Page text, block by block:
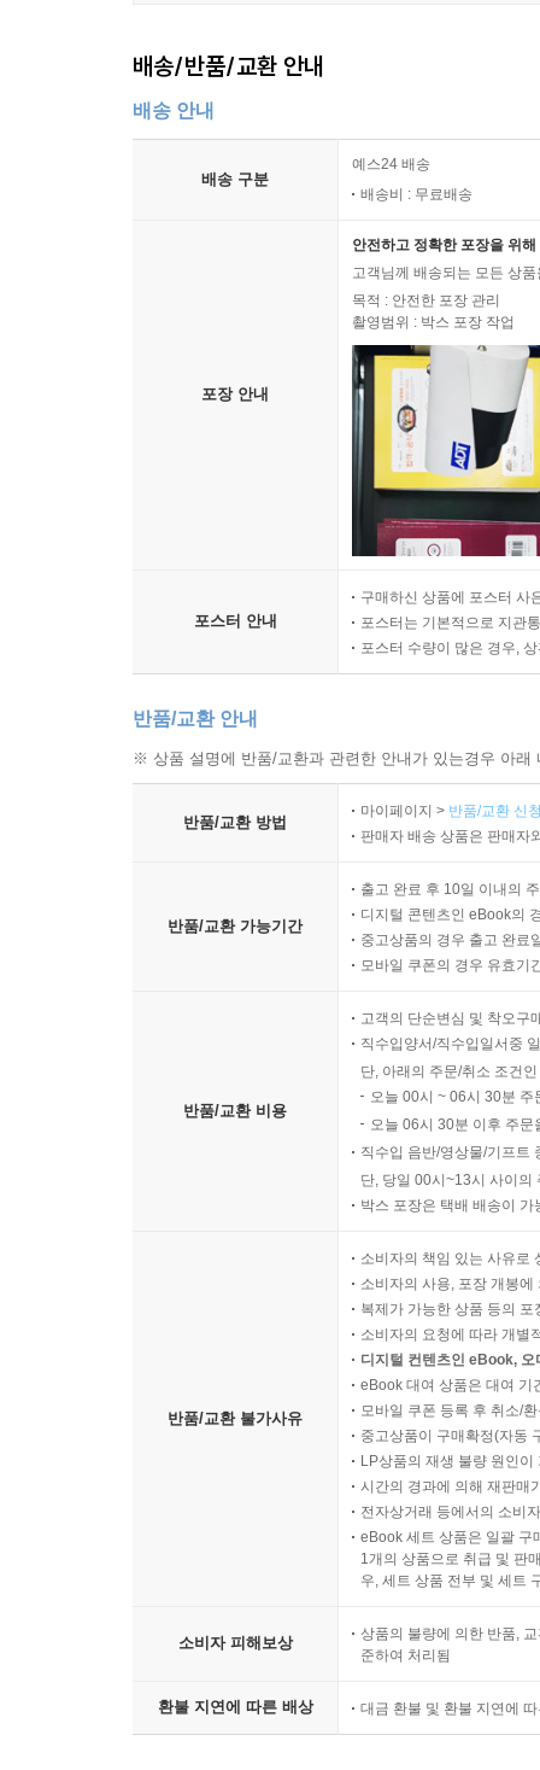
배송/반품/교환 안내
배송 안내
배송 구분
예스24 배송
배송비 : 무료배송
포장 안내
안전하고 정확한 포장을 위
고객님께 배송되는 모든 상
목적 : 안전한 포장 관리
촬영범위 : 박스 포장 작업
포스터 안내
구매하신 상품에 포스터 사
포스터는 기본적으로 지관
포스터 수량이 많은 경우,
반품/교환 안내
※ 상품 설명에 반품/교환과 관련한 안내가 있는경우 아
반품/교환 방법
마이페이지 > 반품/교환 신
판매자 배송 상품은 판매자
반품/교환 가능기간
출고 완료 후 10일 이내의
디지털 콘텐츠인 eBook의
중고상품의 경우 출고 완료
모바일 쿠폰의 경우 유효기
반품/교환 비용
고객의 단순변심 및 착오구
직수입양서/직수입일서중
단, 아래의 주문/취소 조건
오늘 00시 ~ 06시 30분
오늘 06시 30분 이후 주
직수입 음반/영상물/기프트
단, 당일 00시~13시 사이의
박스 포장은 택배 배송이
반품/교환 불가사유
소비자의 책임 있는 사유로
소비자의 사용, 포장 개봉
복제가 가능한 상품 등의
소비자의 요청에 따라 개별
디지털 컨텐츠인 eBook,
eBook 대여 상품은 대여 기
모바일 쿠폰 등록 후 취소/
중고상품이 구매확정(자동
LP상품의 재생 불량 원인
시간의 경과에 의해 재판매
전자상거래 등에서의 소비
eBook 세트 상품은 일괄 구
1개의 상품으로 취급 및 판
우, 세트 상품 전부 및 세트
소비자 피해보상
상품의 불량에 의한 반품,
준하여 처리됨
환불 지연에 따른 배상 대금 환불 및 환불 지연에